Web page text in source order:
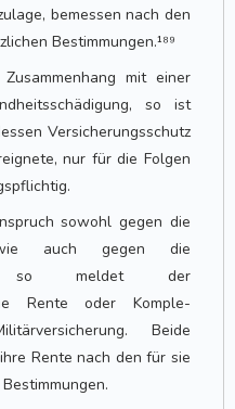
bemessen nach den
Bestimmungen.¹⁸⁹
mit einer
so ist
Versicherungsschutz
nur für die Folgen
sowohl gegen die
wie auch gegen die
so meldet der
Rente oder Kom­ple­
Beide
Rente nach den für sie